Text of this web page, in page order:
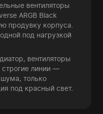
вентиляторы
ARGB Black
продувку корпуса.
под нагрузкой
вентиляторы
линии —
шума, только
под красный свет.